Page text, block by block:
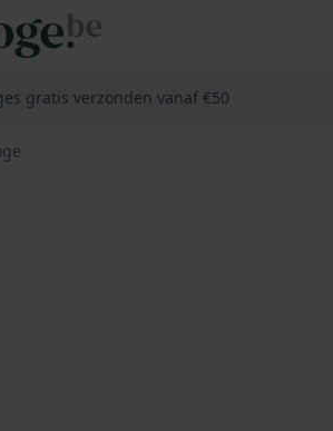
gratis verzonden vanaf €50